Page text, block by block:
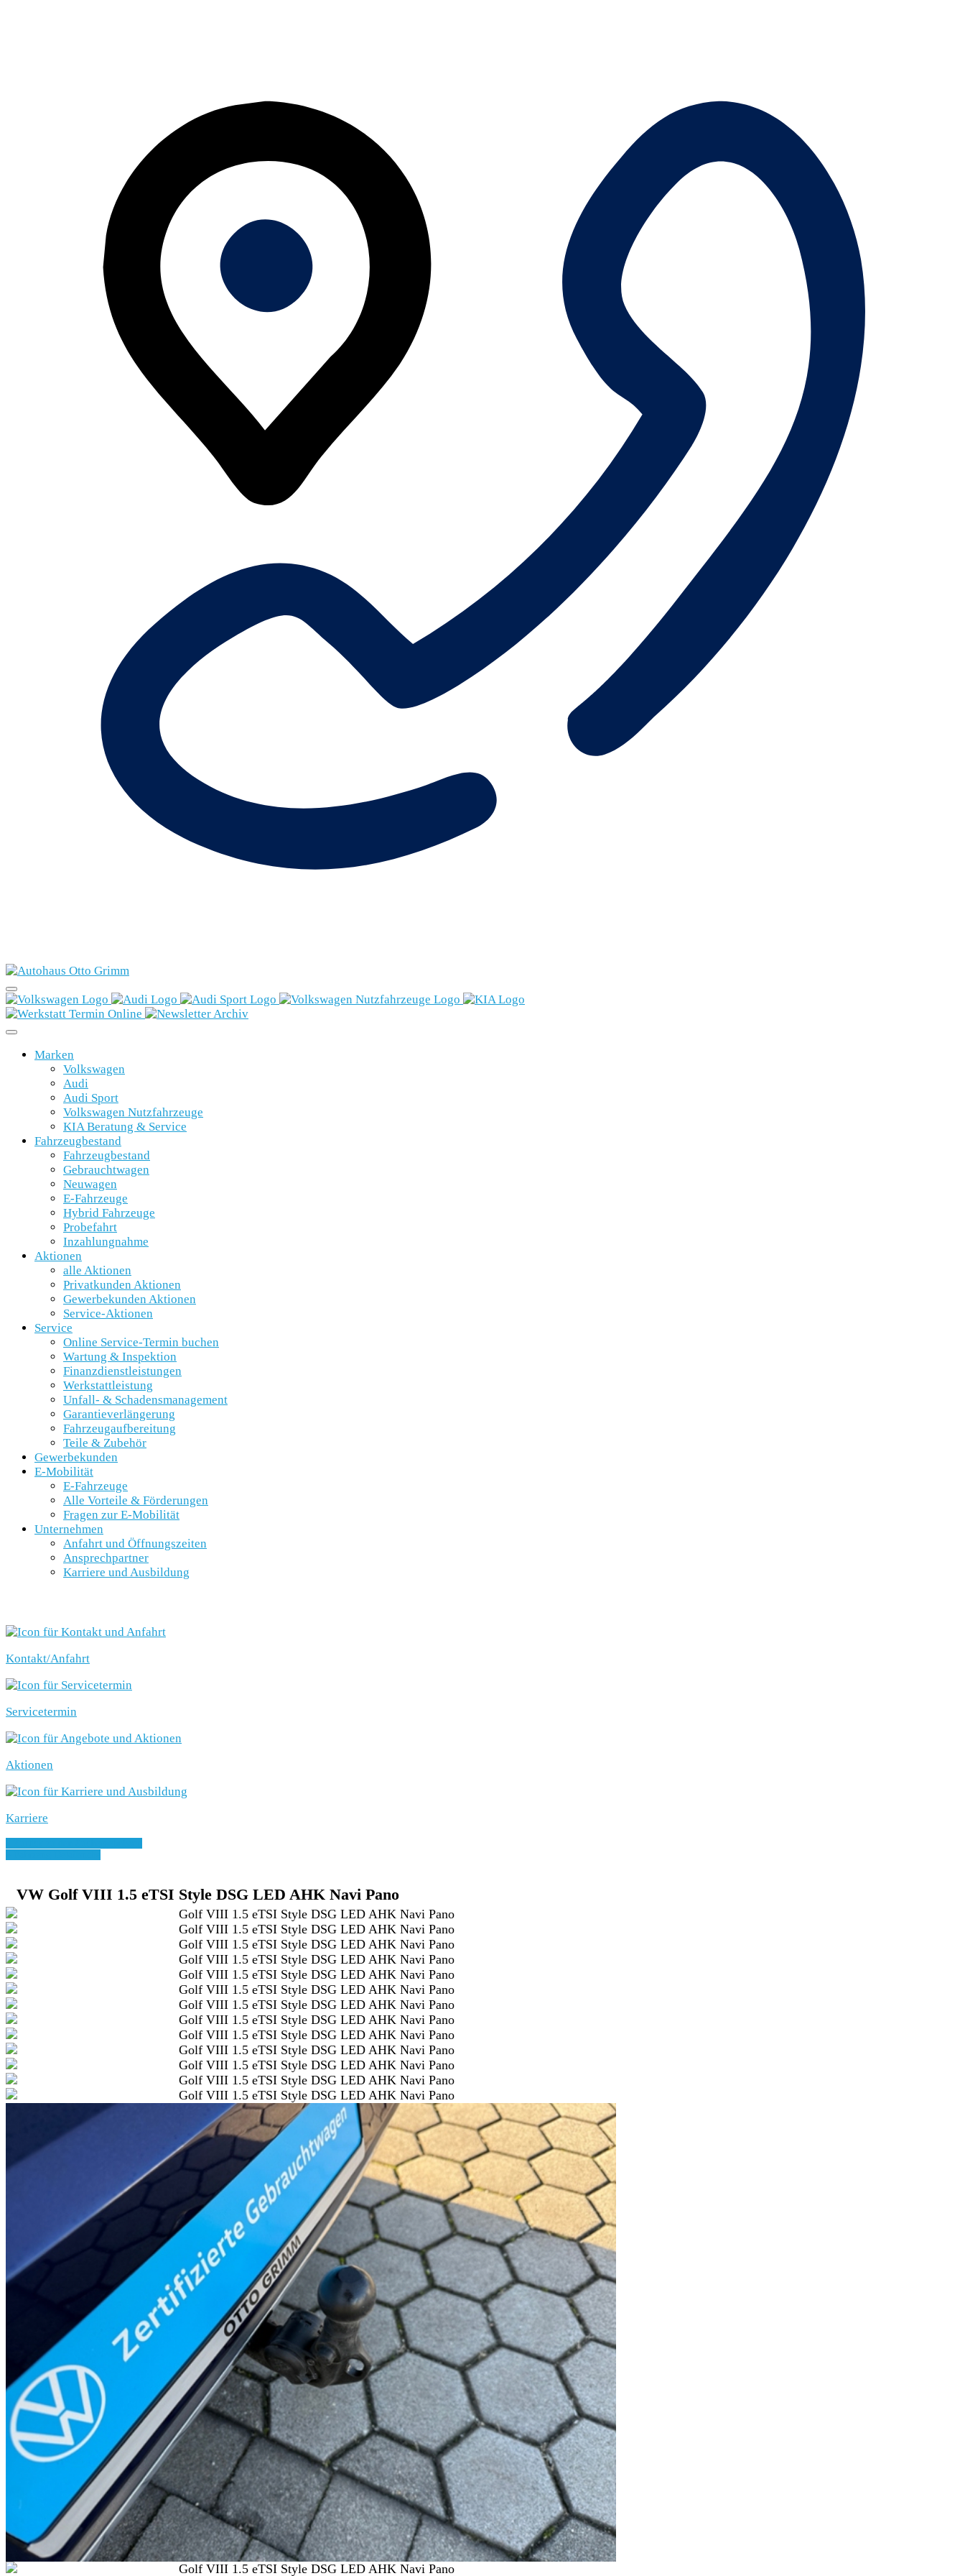
Marken
Volkswagen
Audi
Audi Sport
Volkswagen Nutzfahrzeuge
KIA Beratung & Service
Fahrzeugbestand
Fahrzeugbestand
Gebrauchtwagen
Neuwagen
E-Fahrzeuge
Hybrid Fahrzeuge
Probefahrt
Inzahlungnahme
Aktionen
alle Aktionen
Privatkunden Aktionen
Gewerbekunden Aktionen
Service-Aktionen
Service
Online Service-Termin buchen
Wartung & Inspektion
Finanzdienstleistungen
Werkstattleistung
Unfall- & Schadensmanagement
Garantieverlängerung
Fahrzeugaufbereitung
Teile & Zubehör
Gewerbekunden
E-Mobilität
E-Fahrzeuge
Alle Vorteile & Förderungen
Fragen zur E-Mobilität
Unternehmen
Anfahrt und Öffnungszeiten
Ansprechpartner
Karriere und Ausbildung
Kontakt/Anfahrt
Servicetermin
Aktionen
Karriere
VW Golf VIII 1.5 eTSI Style DSG LED AHK Navi Pano